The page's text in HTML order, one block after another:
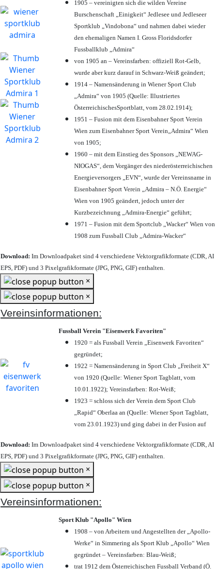
1905 – vereinigten sich die wilden Vereine
Burschenschaft „Einigkeit“ Jedlesee und Jedleseer
Sportklub „Vindobona“ und nahmen dabei wieder
den ehemaligen Namen I. Gross Floridsdorfer
Fussballklub „Admira“
von 1905 an – Vereinsfarben: offiziell Rot-Gelb,
wurde aber kurz darauf in Schwarz-Weiß geändert;
1914 – Namensänderung in Wiener Sport Club
„Admira“ von 1905 (Quelle: Illustriertes
ÖsterreichischesSportblatt, vom 28.02.1914);
1951 – Fusion mit dem Eisenbahner Sport Verein
Wien zum Eisenbahner Sport Verein„Admira“ Wien
von 1905;
1960 – mit dem Einstieg des Sponsors „NEWAG-
NIOGAS“, dem Vorgänger des niederösterreichischen
Energieversorgers „EVN“, wurde der Vereinsname in
Eisenbahner Sport Verein „Admira – N.Ö. Energie“
Wien von 1905 geändert, jedoch unter der
Kurzbezeichnung „Admira-Energie“ geführt;
1971 – Fusion mit dem Sportclub „Wacker“ Wien von
1908 zum Fussball Club „Admira-Wacker“
Download: Im Downloadpaket sind 4 verschiedene Vektorgrafikformate (CDR, AI
EPS, PDF) und 3 Pixelgrafikformate (JPG, PNG, GIF) enthalten.
×
×
Vereinsinformationen:
Fussball Verein "Eisenwerk Favoriten"
1920 = als Fussball Verein „Eisenwerk Favoriten“
gegründet;
1922 = Namensänderung in Sport Club „Freiheit X“
von 1920 (Quelle: Wiener Sport Tagblatt, vom
10.01.1922); Vereinsfarben: Rot-Weiß;
1923 = schloss sich der Verein dem Sport Club
„Rapid“ Oberlaa an (Quelle: Wiener Sport Tagblatt,
vom 23.01.1923) und ging dabei in der Fusion auf
Download: Im Downloadpaket sind 4 verschiedene Vektorgrafikformate (CDR, AI
EPS, PDF) und 3 Pixelgrafikformate (JPG, PNG, GIF) enthalten.
×
×
Vereinsinformationen:
Sport Klub "Apollo" Wien
1908 – von Arbeitern und Angestellten der „Apollo-
Werke“ in Simmering als Sport Klub „Apollo“ Wien
gegründet – Vereinsfarben: Blau-Weiß;
trat 1912 dem Österreichischen Fussball Verband (Ö.